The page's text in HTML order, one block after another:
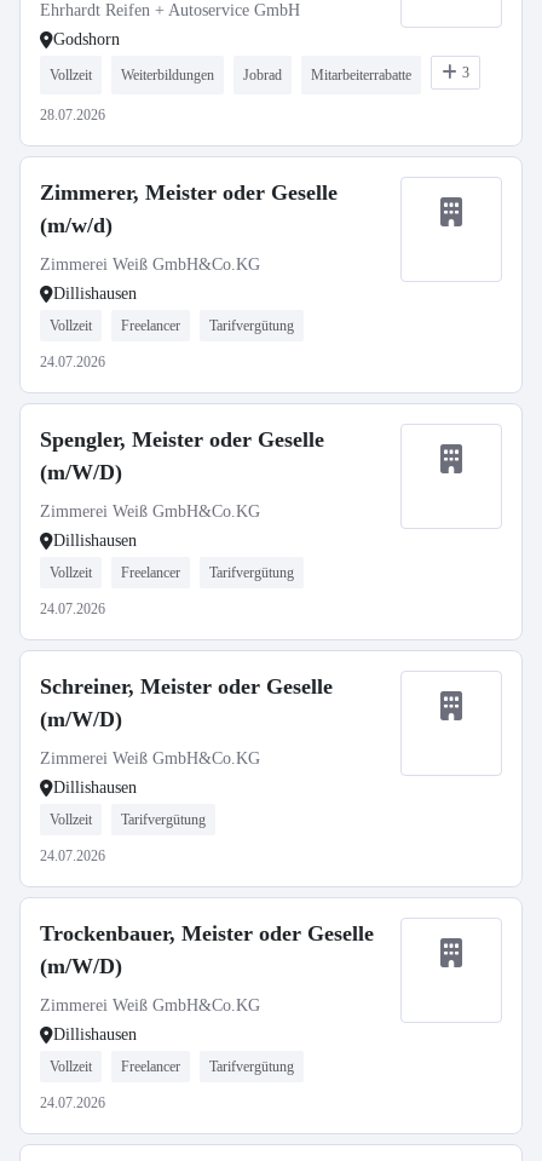
Ehrhardt Reifen + Autoservice GmbH
Godshorn
Vollzeit Weiterbildungen Jobrad Mitarbeiterrabatte 3
28.07.2026
Zimmerer, Meister oder Geselle
(m/w/d)
Zimmerei Weiß GmbH&Co.KG
Dillishausen
Vollzeit Freelancer Tarifvergütung
24.07.2026
Spengler, Meister oder Geselle
(m/W/D)
Zimmerei Weiß GmbH&Co.KG
Dillishausen
Vollzeit Freelancer Tarifvergütung
24.07.2026
Schreiner, Meister oder Geselle
(m/W/D)
Zimmerei Weiß GmbH&Co.KG
Dillishausen
Vollzeit Tarifvergütung
24.07.2026
Trockenbauer, Meister oder Geselle
(m/W/D)
Zimmerei Weiß GmbH&Co.KG
Dillishausen
Vollzeit Freelancer Tarifvergütung
24.07.2026